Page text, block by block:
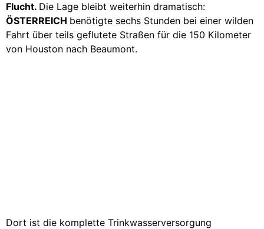
Flucht. Die Lage bleibt weiterhin dramatisch:
ÖSTERREICH benötigte sechs Stunden bei einer wilden
Fahrt über teils geflutete Straßen für die 150 Kilometer
von Houston nach Beaumont.
Dort ist die komplette Trinkwasserversorgung